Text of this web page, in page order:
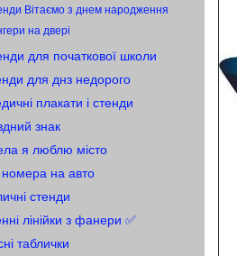
Вітаємо з днем народження
на двері
для початкової школи
для днз недорого
плакати і стенди
знак
я люблю місто
на авто
стенди
лінійки з фанери ✅
таблички